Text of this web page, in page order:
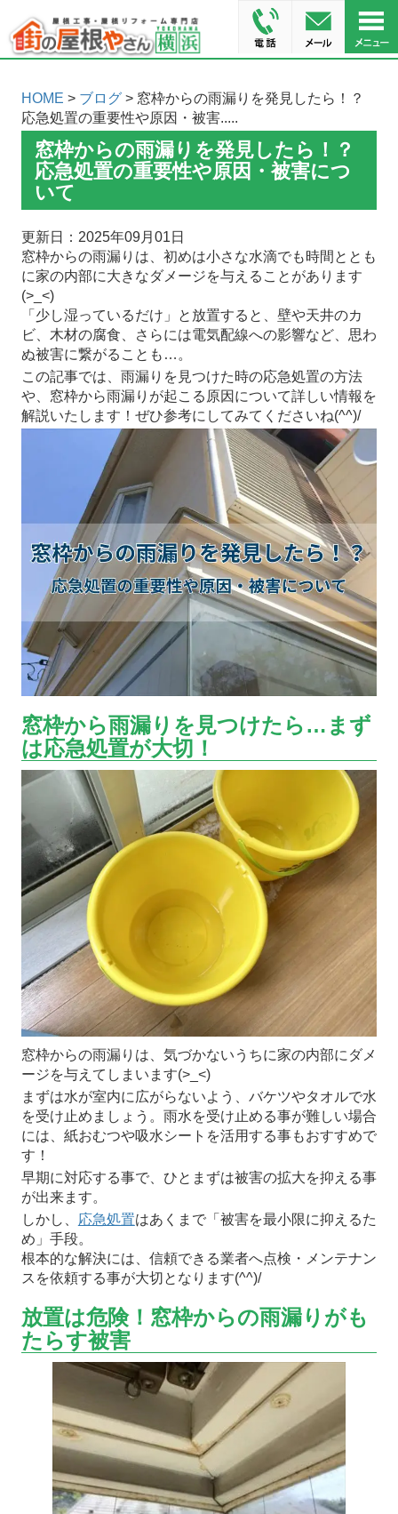
HOME > ブログ> 窓枠からの雨漏りを発見したら！？
応急処置の重要性や原因・被害.....
窓枠からの雨漏りを発見したら！？
応急処置の重要性や原因・被害につ
いて
更新日：2025年09月01日
窓枠からの雨漏りは、初めは小さな水滴でも時間ととも
に家の内部に大きなダメージを与えることがあります
(>_<)
「少し湿っているだけ」と放置すると、壁や天井のカ
ビ、木材の腐食、さらには電気配線への影響など、思わ
ぬ被害に繋がることも…。
この記事では、雨漏りを見つけた時の応急処置の方法
や、窓枠から雨漏りが起こる原因について詳しい情報を
解説いたします！ぜひ参考にしてみてくださいね(^^)/
窓枠から雨漏りを見つけたら…まず
は応急処置が大切！
窓枠からの雨漏りは、気づかないうちに家の内部にダメ
ージを与えてしまいます(>_<)
まずは水が室内に広がらないよう、バケツやタオルで水
を受け止めましょう。雨水を受け止める事が難しい場合
には、紙おむつや吸水シートを活用する事もおすすめで
す！
早期に対応する事で、ひとまずは被害の拡大を抑える事
が出来ます。
しかし、 応急処置はあくまで「被害を最小限に抑えるた
め」手段。
根本的な解決には、信頼できる業者へ点検・メンテナン
スを依頼する事が大切となります(^^)/
放置は危険！窓枠からの雨漏りがも
たらす被害